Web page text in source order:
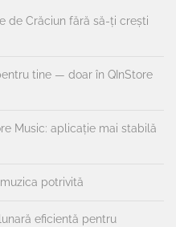
de Crăciun fără să-ți crești
tine — doar în QInStore
Music: aplicație mai stabilă
potrivită
eficientă pentru